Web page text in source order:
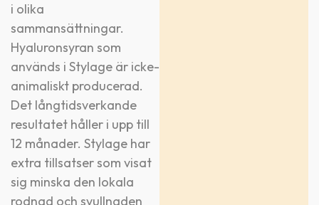
i olika
sammansättningar.
Hyaluronsyran som
används i Stylage är icke-
animaliskt producerad.
Det långtidsverkande
resultatet håller i upp till
12 månader. Stylage har
extra tillsatser som visat
sig minska den lokala
rodnad och svullnaden